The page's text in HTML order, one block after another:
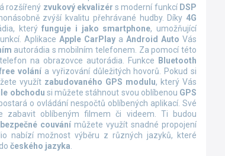
rozšířený zvukový ekvalizér s moderní funkcí DSP
zvýší kvalitu přehrávané hudby. Díky 4G
kterýfunguje i jako smartphone, umožňující
Aplikace Apple CarPlay a Android Auto Vás
autorádia s mobilním telefonem. Za pomocí této
na obrazovce autorádia. Funkce
Bluetooth
volání a vyřizování důležitých hovorů. Pokud si
využít zabudovaného GPS modulu, který Vás
obchodu si můžete stáhnout svou oblíbenou GPS
o ovládání nespočtů oblíbených aplikací. Své
zabavit oblíbeným filmem či videem. Ti budou
bezpečné couvání můžete využít snadné propojení
nabízí možnost výběru z různých jazyků, které
českého jazyka